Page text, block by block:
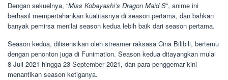
Dengan sekuelnya, “Miss Kobayashi’s Dragon Maid S“, anime ini
berhasil mempertahankan kualitasnya di season pertama, dan bahkan
banyak pemirsa menilai season kedua lebih baik dari season pertama.
Season kedua, dilisensikan oleh streamer raksasa Cina Bilibili, bertemu
dengan penonton juga di Funimation. Season kedua ditayangkan mulai
8 Juli 2021 hingga 23 September 2021, dan para penggemar kini
menantikan season ketiganya.